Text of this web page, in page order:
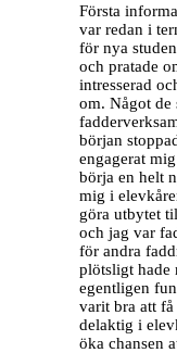
Första
var redan i
för nya
och pratade
intresserad
om. Något de
början
engagerat
börja en helt
mig i
göra utbytet
och jag var
för andra
plötsligt hade
egentligen
varit bra att
delaktig i
öka chansen